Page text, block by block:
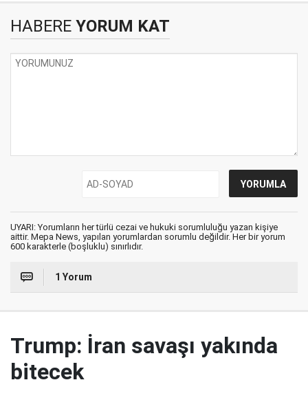
HABERE YORUM KAT
UYARI: Yorumların her türlü cezai ve hukuki sorumluluğu yazan kişiye
aittir. Mepa News, yapılan yorumlardan sorumlu değildir. Her bir yorum
600 karakterle (boşluklu) sınırlıdır.
1 Yorum
Trump: İran savaşı yakında
bitecek